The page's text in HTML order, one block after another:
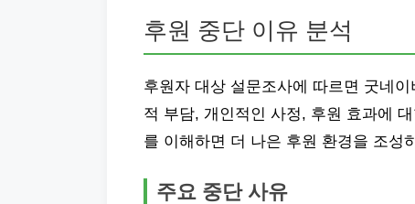
후원 중단 이유 분석
후원자 대상 설문조사에 따르면 굿네
적 부담, 개인적인 사정, 후원 효과에
를 이해하면 더 나은 후원 환경을 조성
주요 중단 사유